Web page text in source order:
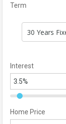
Term
Interest
Home Price